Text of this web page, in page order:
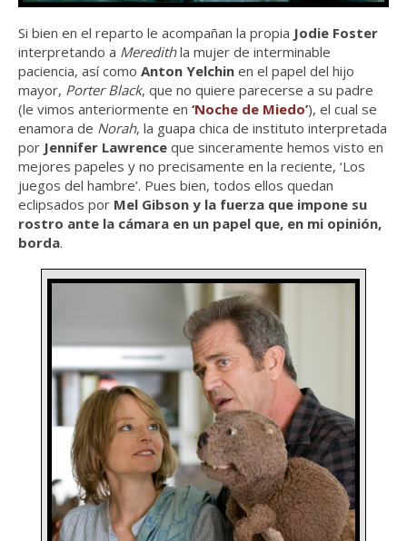
Si bien en el reparto le acompañan la propia Jodie Foster
interpretando a Meredithla mujer de interminable
paciencia, así como Anton Yelchin en el papel del hijo
mayor, Porter Black, que no quiere parecerse a su padre
(le vimos anteriormente en ‘Noche de Miedo’), el cual se
enamora de Norah, la guapa chica de instituto interpretada
por Jennifer Lawrence que sinceramente hemos visto en
mejores papeles y no precisamente en la reciente, ‘Los
juegos del hambre’. Pues bien, todos ellos quedan
eclipsados por Mel Gibson y la fuerza que impone su
rostro ante la cámara en un papel que, en mi opinión,
borda.